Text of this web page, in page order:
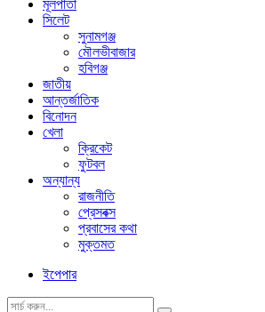
মূলপাতা
সিলেট
সুনামগঞ্জ
মৌলভীবাজার
হবিগঞ্জ
জাতীয়
আন্তর্জাতিক
বিনোদন
খেলা
ক্রিকেট
ফুটবল
অন্যান্য
রাজনীতি
প্রেসবক্স
প্রবাসের কথা
মুক্তমত
ইপেপার